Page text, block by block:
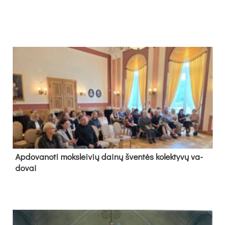
Ap­do­va­no­ti moks­lei­vių dai­nų šven­tės ko­lek­ty­vų va­
do­vai